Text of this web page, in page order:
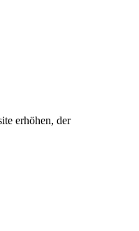
erhöhen, der